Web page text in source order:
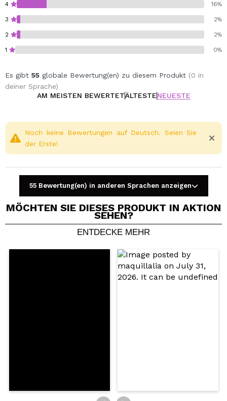
4 16%
3 2%
2 2%
1 0%
Es gibt 55 globale Bewertung(en) zu diesem Produkt (0 in
deiner Sprache)
AM MEISTEN BEWERTETÄLTESTENEUESTE
Ein Video oder Foto teilen
Dein Video könnte das erste sein. Stell es dir vor...
Würden Sie diesen Kauf empfehlen? Ja Nein
Noch keine Bewertungen auf Deutsch. Seien Sie
der Erste!
55 Bewertung(en) in anderen Sprachen anzeigen
MÖCHTEN SIE DIESES PRODUKT IN AKTION
SEHEN?
ENTDECKE MEHR